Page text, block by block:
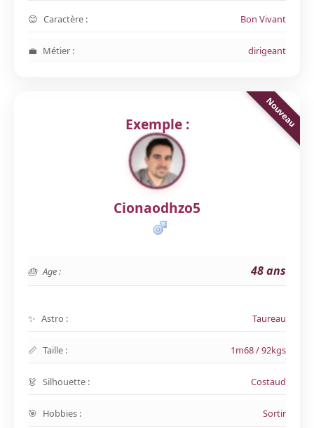
Caractère : Bon Vivant
Métier : dirigeant
Exemple :
Cionaodhzo5
Age : 48 ans
Astro : Taureau
Taille : 1m68 / 92kgs
Silhouette : Costaud
Hobbies : Sortir